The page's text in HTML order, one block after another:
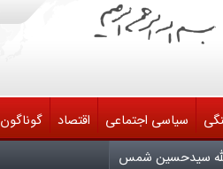
سیاسی اجتماعی اقتصاد گوناگون
سیدحسین شمس